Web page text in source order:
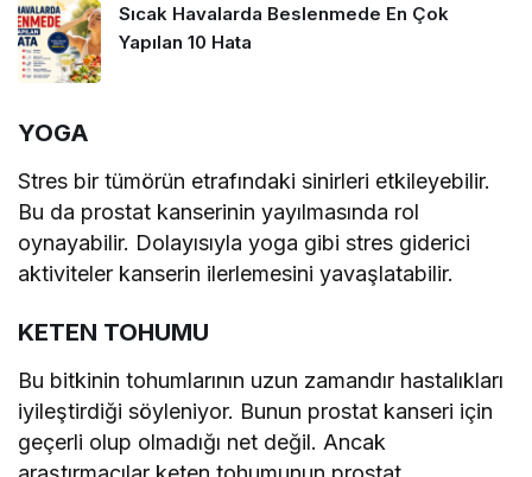
Sıcak Havalarda Beslenmede En Çok
Yapılan 10 Hata
YOGA
Stres bir tümörün etrafındaki sinirleri etkileyebilir.
Bu da prostat kanserinin yayılmasında rol
oynayabilir. Dolayısıyla yoga gibi stres giderici
aktiviteler kanserin ilerlemesini yavaşlatabilir.
KETEN TOHUMU
Bu bitkinin tohumlarının uzun zamandır hastalıkları
iyileştirdiği söyleniyor. Bunun prostat kanseri için
geçerli olup olmadığı net değil. Ancak